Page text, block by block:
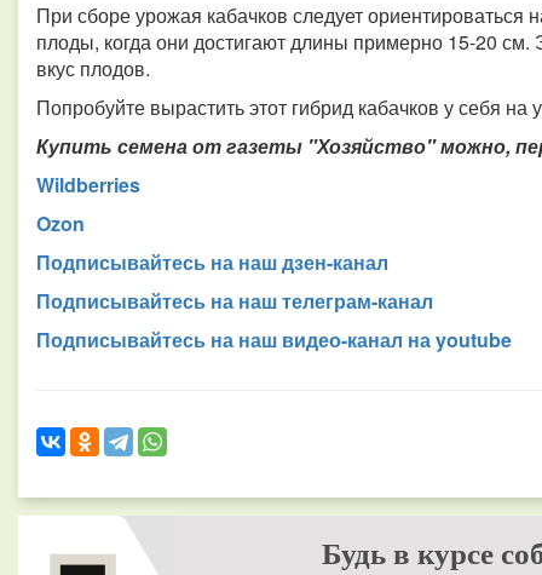
При сборе урожая кабачков следует ориентироваться
плоды, когда они достигают длины примерно 15-20
вкус плодов.
Попробуйте вырастить этот гибрид кабачков у себя на
Купить семена от газеты "Хозяйство" можно,
Wildberries
Ozon
Подписывайтесь на наш дзен-канал
Подписывайтесь на наш телеграм-канал
Подписывайтесь на наш видео-канал на youtube
Будь в курсе